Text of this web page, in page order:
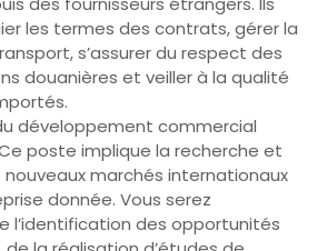
les termes des contrats, gérer la
s’assurer du respect des
douanières et veiller à la qualité
développement commercial
poste implique la recherche et
nouveaux marchés internationaux
donnée. Vous serez
l’identification des opportunités